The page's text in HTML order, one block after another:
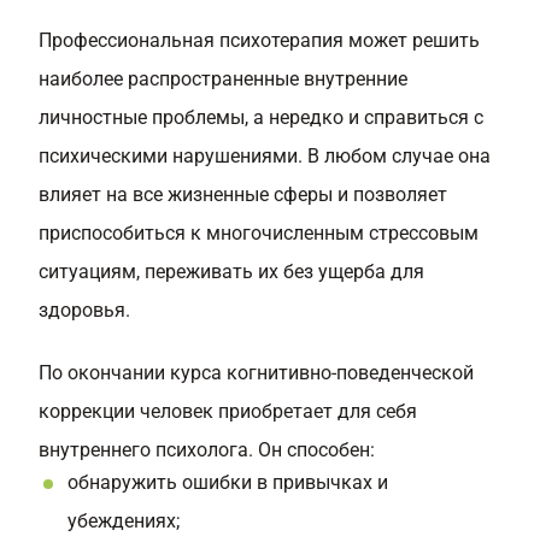
Профессиональная психотерапия может решить
наиболее распространенные внутренние
личностные проблемы, а нередко и справиться с
психическими нарушениями. В любом случае она
влияет на все жизненные сферы и позволяет
приспособиться к многочисленным стрессовым
ситуациям, переживать их без ущерба для
здоровья.
По окончании курса когнитивно-поведенческой
коррекции человек приобретает для себя
внутреннего психолога. Он способен:
обнаружить ошибки в привычках и
убеждениях;